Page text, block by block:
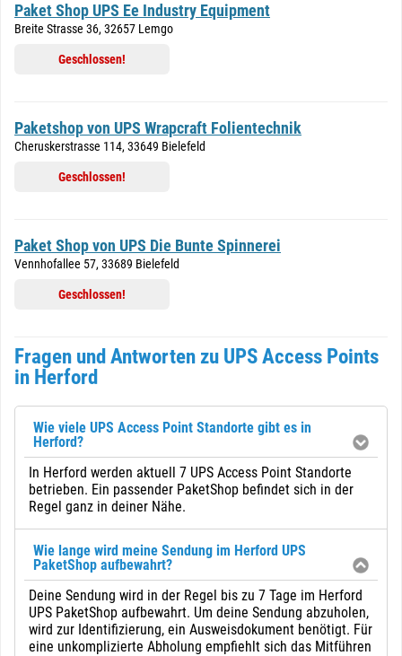
Paket Shop UPS Ee Industry Equipment
Breite Strasse 36, 32657 Lemgo
Geschlossen!
Paketshop von UPS Wrapcraft Folientechnik
Cheruskerstrasse 114, 33649 Bielefeld
Geschlossen!
Paket Shop von UPS Die Bunte Spinnerei
Vennhofallee 57, 33689 Bielefeld
Geschlossen!
Fragen und Antworten zu UPS Access Points
in Herford
Wie viele UPS Access Point Standorte gibt es in
Herford?
In Herford werden aktuell 7 UPS Access Point Standorte
betrieben. Ein passender PaketShop befindet sich in der
Regel ganz in deiner Nähe.
Wie lange wird meine Sendung im Herford UPS
PaketShop aufbewahrt?
Deine Sendung wird in der Regel bis zu 7 Tage im Herford
UPS PaketShop aufbewahrt. Um deine Sendung abzuholen,
wird zur Identifizierung, ein Ausweisdokument benötigt. Für
eine unkomplizierte Abholung empfiehlt sich das Mitführen